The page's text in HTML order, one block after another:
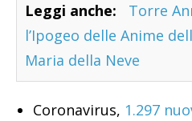
Leggi anche:
Torre
l’Ipogeo delle Anime
Maria della Neve
Coronavirus, 1.297